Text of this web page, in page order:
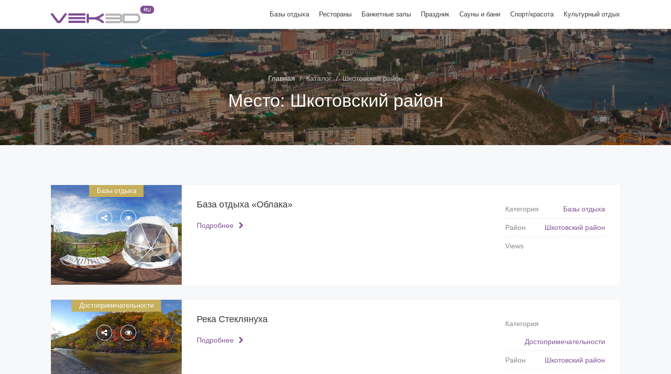
Базы отдыха Рестораны Банкетные залы Праздник Сауны и бани Спорт/красота Культурный отдых
Главная Каталог Шкотовский район
Место:Шкотовский район
Базы отдыха
База отдыха «Облака»
Подробнее
Категория Базы отдыха
Район Шкотовский район
Views
Достопримечательности
Река Стеклянуха
Подробнее
Категория
Достопримечательности
Район Шкотовский район